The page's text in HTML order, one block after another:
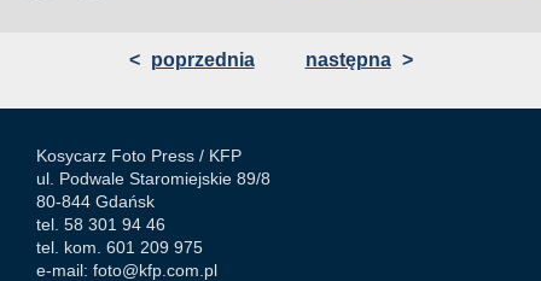
< poprzednia następna >
Kosycarz Foto Press / KFP
ul. Podwale Staromiejskie 89/8
80-844 Gdańsk
tel. 58 301 94 46
tel. kom. 601 209 975
e-mail: foto@kfp.com.pl